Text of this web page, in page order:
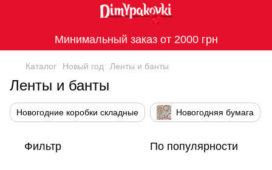
Минимальный заказ от 2000 грн
Каталог Новый год Ленты и банты
Ленты и банты
Новогодние коробки складные Новогодняя бумага
Фильтр По популярности